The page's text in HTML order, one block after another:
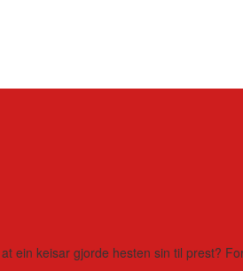
ein keisar gjorde hesten sin til prest?